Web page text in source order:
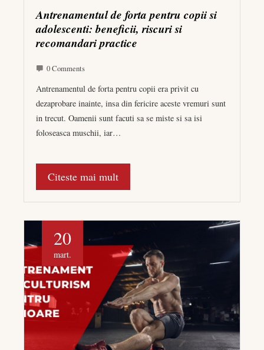
Antrenamentul de forta pentru copii si
adolescenti: beneficii, riscuri si
recomandari practice
0 Comments
Antrenamentul de forta pentru copii era privit cu
dezaprobare inainte, insa din fericire aceste vremuri sunt
in trecut. Oamenii sunt facuti sa se miste si sa isi
foloseasca muschii, iar…
Citeste mai mult
20
mart.